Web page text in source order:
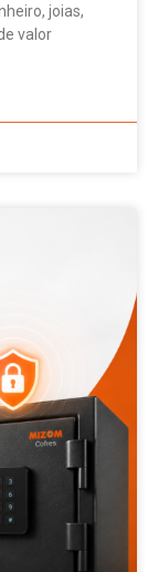
joias,
valor